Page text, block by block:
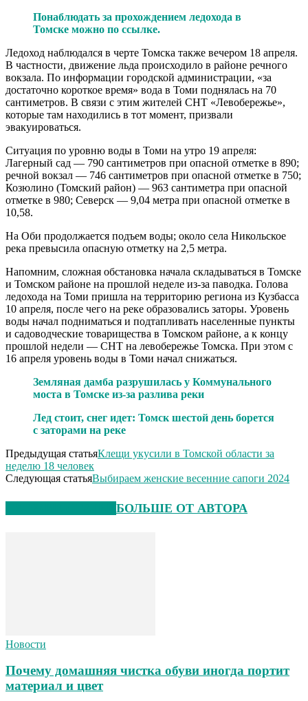
Понаблюдать за прохождением ледохода в
Томске можно по ссылке.
Ледоход наблюдался в черте Томска также вечером 18 апреля.
В частности, движение льда происходило в районе речного
вокзала. По информации городской администрации, «за
достаточно короткое время» вода в Томи поднялась на 70
сантиметров. В связи с этим жителей СНТ «Левобережье»,
которые там находились в тот момент, призвали
эвакуироваться.
Ситуация по уровню воды в Томи на утро 19 апреля:
Лагерный сад — 790 сантиметров при опасной отметке в 890;
речной вокзал — 746 сантиметров при опасной отметке в 750;
Козюлино (Томский район) — 963 сантиметра при опасной
отметке в 980; Северск — 9,04 метра при опасной отметке в
10,58.
На Оби продолжается подъем воды; около села Никольское
река превысила опасную отметку на 2,5 метра.
Напомним, сложная обстановка начала складываться в Томске
и Томском районе на прошлой неделе из-за паводка. Голова
ледохода на Томи пришла на территорию региона из Кузбасса
10 апреля, после чего на реке образовались заторы. Уровень
воды начал подниматься и подтапливать населенные пункты
и садоводческие товарищества в Томском районе, а к концу
прошлой недели — СНТ на левобережье Томска. При этом с
16 апреля уровень воды в Томи начал снижаться.
Земляная дамба разрушилась у Коммунального
моста в Томске из-за разлива реки
Лед стоит, снег идет: Томск шестой день борется
с заторами на реке
Предыдущая статьяКлещи укусили в Томской области за
неделю 18 человек
Следующая статьяВыбираем женские весенние сапоги 2024
БОЛЬШЕ ОТ АВТОРА
Новости
Почему домашняя чистка обуви иногда портит
материал и цвет